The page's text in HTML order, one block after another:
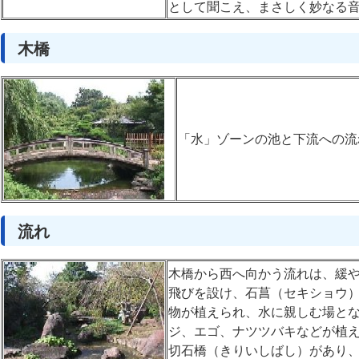
として聞こえ、まさしく妙なる
木橋
「水」ゾーンの池と下流への
流れ
木橋から西へ向かう流れは、緩
飛びを設け、石菖（セキショウ
物が植えられ、水に親しむ場と
ジ、エゴ、ナツツバキなどが植
切石橋（きりいしばし）があり